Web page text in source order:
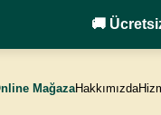
🚚
MağazaHakkımızda